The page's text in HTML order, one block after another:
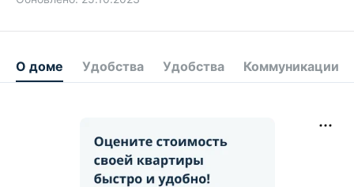
О доме Удобства Удобства Коммуникации